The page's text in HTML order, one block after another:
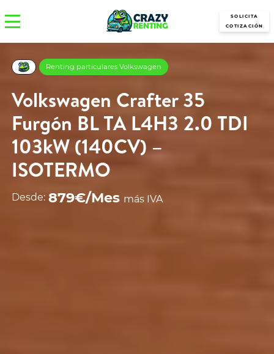
SOLICITA
COTIZACIÓN
Renting particulares Volkswagen
Volkswagen Crafter 35
Furgón BL TA L4H3 2.0 TDI
103kW (140CV) –
ISOTERMO
Desde: 879€/Mes más IVA